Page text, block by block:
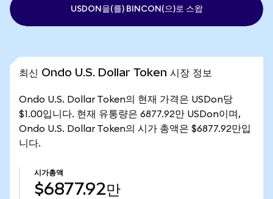
USDON을(를) BINCON(으)로 스왑
최신 Ondo U.S. Dollar Token 시장 정보
Ondo U.S. Dollar Token의 현재 가격은 USDon당
$1.00입니다. 현재 유통량은 6877.92만 USDon이며,
Ondo U.S. Dollar Token의 시가 총액은 $6877.92만입
니다.
시가총액
$6877.92만